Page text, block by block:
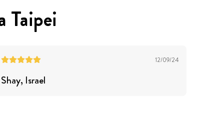
Taipei
12/09/24
Shay, Israel